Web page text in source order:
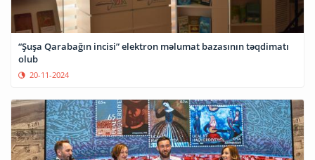
“Şuşa Qarabağın incisi” elektron məlumat bazasının təqdimatı
olub
20-11-2024